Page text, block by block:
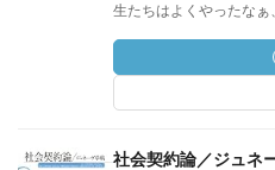
生たちはよくやったなぁ
社会契約論／ジュネ